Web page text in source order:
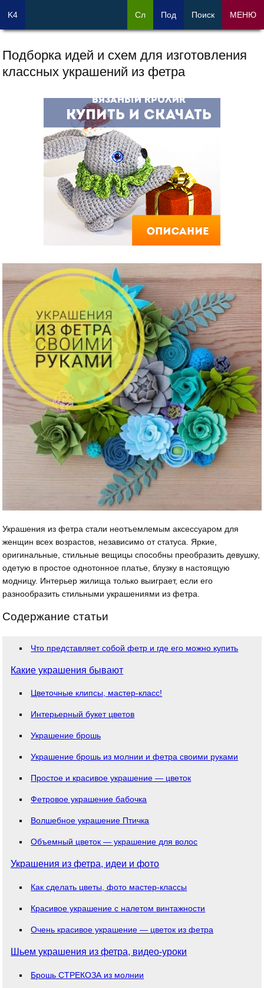
Подборка идей и схем для изготовления
классных украшений из фетра
Украшения из фетра стали неотъемлемым аксессуаром для
женщин всех возрастов, независимо от статуса. Яркие,
оригинальные, стильные вещицы способны преобразить девушку,
одетую в простое однотонное платье, блузку в настоящую
модницу. Интерьер жилища только выиграет, если его
разнообразить стильными украшениями из фетра.
Содержание статьи
Что представляет собой фетр и где его можно купить
Какие украшения бывают
Цветочные клипсы, мастер-класс!
Интерьерный букет цветов
Украшение брошь
Украшение брошь из молнии и фетра своими руками
Простое и красивое украшение — цветок
Фетровое украшение бабочка
Волшебное украшение Птичка
Объемный цветок — украшение для волос
Украшения из фетра, идеи и фото
Как сделать цветы, фото мастер-классы
Красивое украшение с налетом винтажности
Очень красивое украшение — цветок из фетра
Шьем украшения из фетра, видео-уроки
Брошь СТРЕКОЗА из молнии
K4 Сл Под Поиск МЕНЮ